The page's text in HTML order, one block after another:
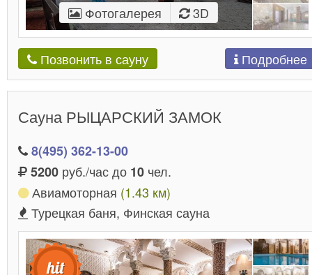
Фотогалерея 3D
Позвонить в сауну Подробнее
Сауна РЫЦАРСКИЙ ЗАМОК
8(495) 362-13-00
5200 руб./час до 10 чел.
Авиамоторная (1.43 км)
Турецкая баня, Финская сауна